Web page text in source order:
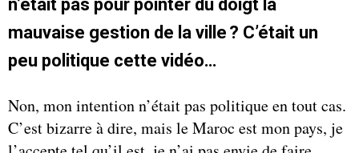
n’était pas pour pointer du doigt la
mauvaise gestion de la ville ? C’était un
peu politique cette vidéo…
Non, mon intention n’était pas politique en tout cas.
C’est bizarre à dire, mais le Maroc est mon pays, je